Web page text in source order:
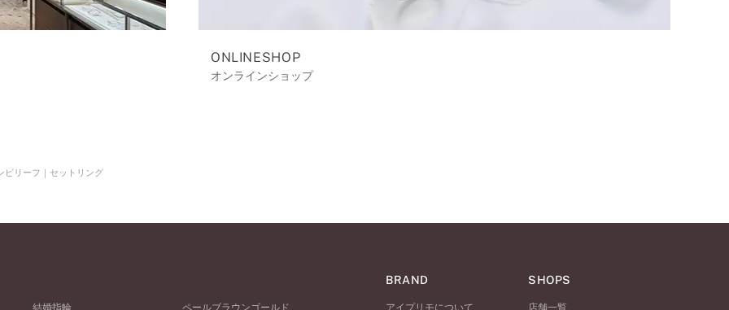
ONLINESHOP
オンラインショップ
ビリーフ｜セットリング
結婚指輪 ペールブラウンゴールド
BRAND
アイプリモについて
SHOPS
店舗一覧